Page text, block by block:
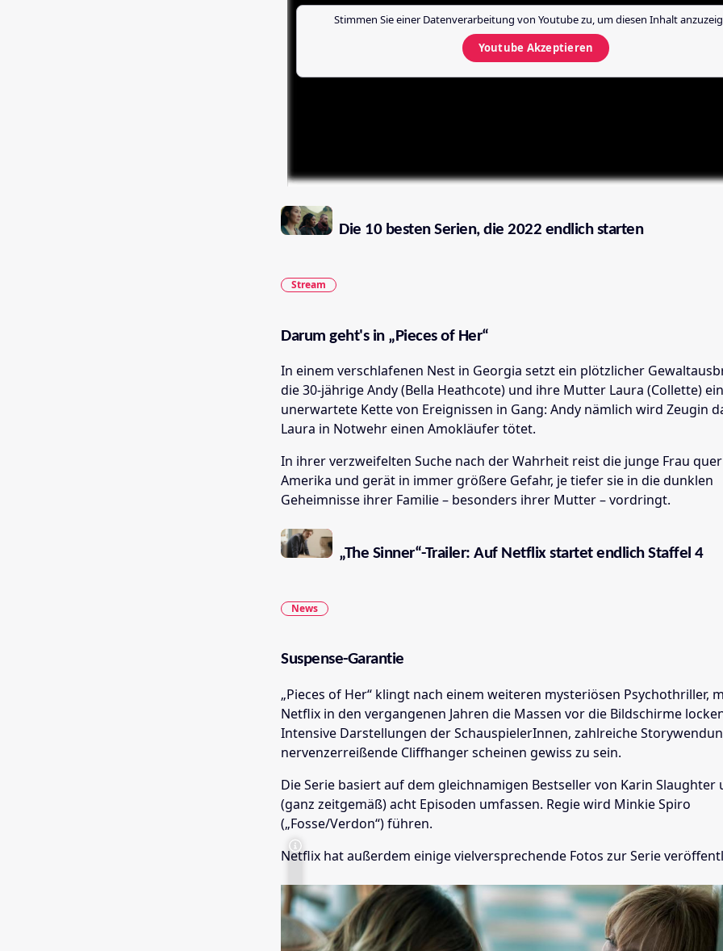
Stimmen Sie einer Datenverarbeitung von Youtubezu, um diesen Inhalt
Youtube Akzeptieren
Die 10 besten Serien, die 2022 endlich starten
Stream
Darum geht's in „Pieces of Her“
In einem verschlafenen Nest in Georgia setzt ein plötzlicher
die 30-jährige Andy (Bella Heathcote) und ihre Mutter Laura (Collette)
unerwartete Kette von Ereignissen in Gang: Andy nämlich wird Zeugin
Laura in Notwehr einen Amokläufer tötet.
In ihrer verzweifelten Suche nach der Wahrheit reist die junge Frau
Amerika und gerät in immer größere Gefahr, je tiefer sie in die dunklen
Geheimnisse ihrer Familie – besonders ihrer Mutter – vordringt.
„The Sinner“-Trailer: Auf Netflix startet endlich Staffel 4
News
Suspense-Garantie
„Pieces of Her“ klingt nach einem weiteren mysteriösen Psychothriller,
Netflix in den vergangenen Jahren die Massen vor die Bildschirme
Intensive Darstellungen der SchauspielerInnen, zahlreiche
nervenzerreißende Cliffhanger scheinen gewiss zu sein.
Die Serie basiert auf dem gleichnamigen Bestseller von Karin Slaughter
(ganz zeitgemäß) acht Episoden umfassen. Regie wird Minkie Spiro
(„Fosse/Verdon“) führen.
Netflix hat außerdem einige vielversprechende Fotos zur Serie